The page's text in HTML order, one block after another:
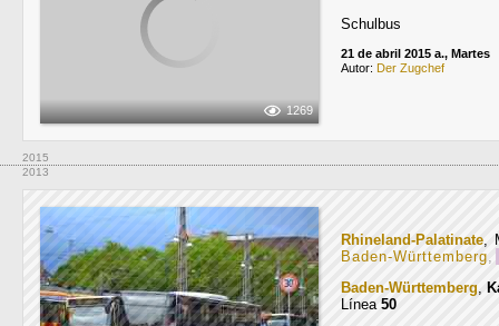
1269
Schulbus
21 de abril 2015 a., Martes
Autor: Der Zugchef
2015
2013
Rhineland-Palatinate,
Baden-Württemberg,
Baden-Württemberg,
Línea 50